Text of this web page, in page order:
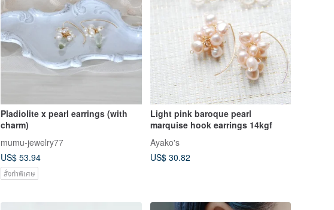
Pladiolite x pearl earrings (with
charm)
mumu-jewelry77
US$ 53.94
สั่งทำพิเศษ
Light pink baroque pearl
marquise hook earrings 14kgf
Ayako's
US$ 30.82